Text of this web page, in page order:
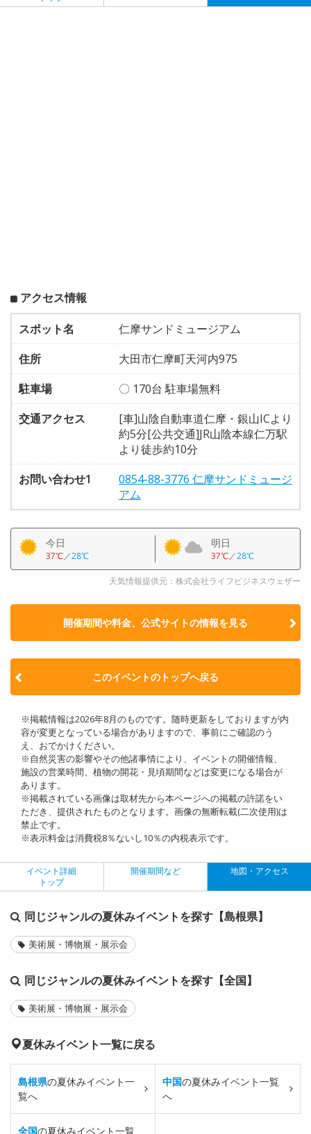
アクセス情報
スポット名
仁摩サンドミュージアム
住所
大田市仁摩町天河内975
駐車場
〇 170台 駐車場無料
交通アクセス
[車]山陰自動車道仁摩・銀山ICより
約5分[公共交通]JR山陰本線仁万駅
より徒歩約10分
お問い合わせ1
0854-88-3776 仁摩サンドミュージ
アム
今日
37℃／28℃
明日
37℃／28℃
天気情報提供元：株式会社ライフビジネスウェザー
開催期間や料金、公式サイトの情報を見る
このイベントのトップへ戻る
※掲載情報は2026年8月のものです。随時更新をしておりますが内
容が変更となっている場合がありますので、事前にご確認のう
え、おでかけください。
※自然災害の影響やその他諸事情により、イベントの開催情報、
施設の営業時間、植物の開花・見頃期間などは変更になる場合が
あります。
※掲載されている画像は取材先から本ページへの掲載の許諾をい
ただき、提供されたものとなります。画像の無断転載(二次使用)は
禁止です。
※表示料金は消費税8％ないし10％の内税表示です。
イベント詳細
トップ
開催期間など 地図・アクセス
同じジャンルの夏休みイベントを探す【島根県】
美術展・博物展・展示会
同じジャンルの夏休みイベントを探す【全国】
美術展・博物展・展示会
夏休みイベント一覧に戻る
島根県の夏休みイベント一
覧へ
中国の夏休みイベント一覧
へ
全国の夏休みイベント一覧